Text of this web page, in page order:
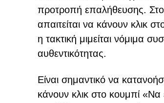
προτροπή επαλήθευσης.
απαιτείται να κάνουν κλικ
η τακτική μιμείται νόμιμα
αυθεντικότητας.
Είναι σημαντικό να
κάνουν κλικ στο κουμπί